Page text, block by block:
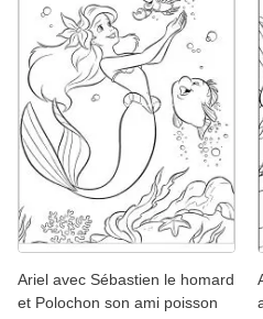
Ariel avec Sébastien le homard
et Polochon son ami poisson